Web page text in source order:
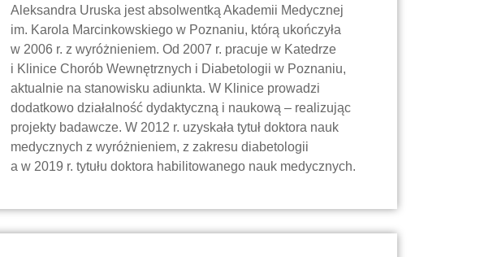
Aleksandra Uruska jest absolwentką Akademii Medycznej
im. Karola Marcinkowskiego w Poznaniu, którą ukończyła
w 2006 r. z wyróżnieniem. Od 2007 r. pracuje w Katedrze
i Klinice Chorób Wewnętrznych i Diabetologii w Poznaniu,
aktualnie na stanowisku adiunkta. W Klinice prowadzi
dodatkowo działalność dydaktyczną i naukową – realizując
projekty badawcze. W 2012 r. uzyskała tytuł doktora nauk
medycznych z wyróżnieniem, z zakresu diabetologii
a w 2019 r. tytułu doktora habilitowanego nauk medycznych.